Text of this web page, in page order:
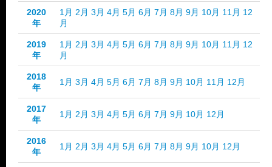
2020
年
1月 2月 3月 4月 5月 6月 7月 8月 9月 10月 11月 12
月
2019
年
1月 2月 3月 4月 5月 6月 7月 8月 9月 10月 11月 12
月
2018
年
1月 3月 4月 5月 6月 7月 8月 9月 10月 11月 12月
2017
年
1月 2月 3月 4月 5月 6月 7月 9月 10月 12月
2016
年
1月 2月 3月 4月 5月 6月 7月 8月 9月 10月 12月